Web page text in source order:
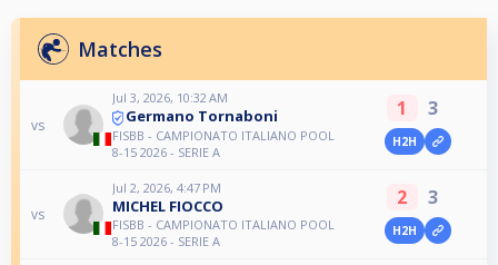
Matches
vs
Jul 3, 2026, 10:32 AM
Germano Tornaboni
FISBB - CAMPIONATO ITALIANO POOL
8-15 2026 - SERIE A
1 3
H2H
vs
Jul 2, 2026, 4:47 PM
MICHEL FIOCCO
FISBB - CAMPIONATO ITALIANO POOL
8-15 2026 - SERIE A
2 3
H2H